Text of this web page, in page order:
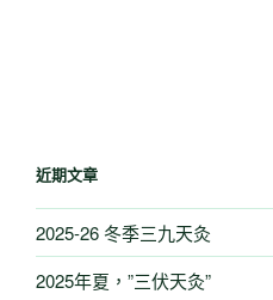
近期文章
2025-26 冬季三九天灸
2025年夏，”三伏天灸”